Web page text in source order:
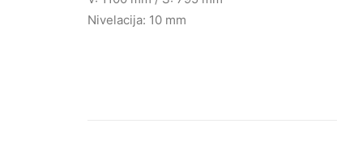
Nivelacija: 10 mm